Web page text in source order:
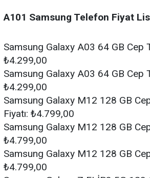
A101 Samsung Telefon Fiyat
Samsung Galaxy A03 64 GB Cep
₺4.299,00
Samsung Galaxy A03 64 GB Cep
₺4.299,00
Samsung Galaxy M12 128 GB
Fiyatı: ₺4.799,00
Samsung Galaxy M12 128 GB
₺4.799,00
Samsung Galaxy M12 128 GB
₺4.799,00